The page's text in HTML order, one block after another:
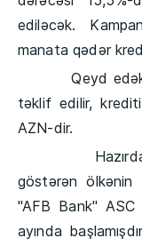
ediləcək.
manata qədər
Qeyd edək
təklif edilir,
AZN-dir.
Hazırda 11
göstərən ölkənin
"AFB Bank"
ayında